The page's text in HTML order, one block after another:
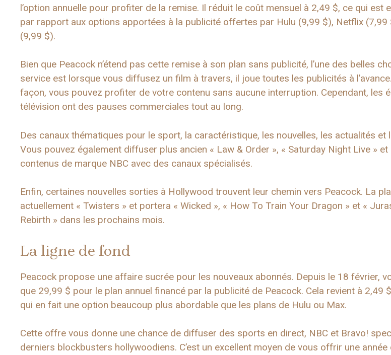
l’option annuelle pour profiter de la remise. Il réduit le coût mensuel à 2,49 $, ce qui est
par rapport aux options apportées à la publicité offertes par Hulu (9,99 $), Netflix (7,99
(9,99 $).
Bien que Peacock n’étend pas cette remise à son plan sans publicité, l’une des belles
service est lorsque vous diffusez un film à travers, il joue toutes les publicités à
façon, vous pouvez profiter de votre contenu sans aucune interruption. Cependant, les
télévision ont des pauses commerciales tout au long.
Des canaux thématiques pour le sport, la caractéristique, les nouvelles, les actualités et
Vous pouvez également diffuser plus ancien « Law & Order », « Saturday Night Live » et
contenus de marque NBC avec des canaux spécialisés.
Enfin, certaines nouvelles sorties à Hollywood trouvent leur chemin vers Peacock. La
actuellement « Twisters » et portera « Wicked », « How To Train Your Dragon » et «
Rebirth » dans les prochains mois.
La ligne de fond
Peacock propose une affaire sucrée pour les nouveaux abonnés. Depuis le 18 février,
que 29,99 $ pour le plan annuel financé par la publicité de Peacock. Cela revient à 2,49
qui en fait une option beaucoup plus abordable que les plans de Hulu ou Max.
Cette offre vous donne une chance de diffuser des sports en direct, NBC et Bravo!
derniers blockbusters hollywoodiens. C’est un excellent moyen de vous offrir une année